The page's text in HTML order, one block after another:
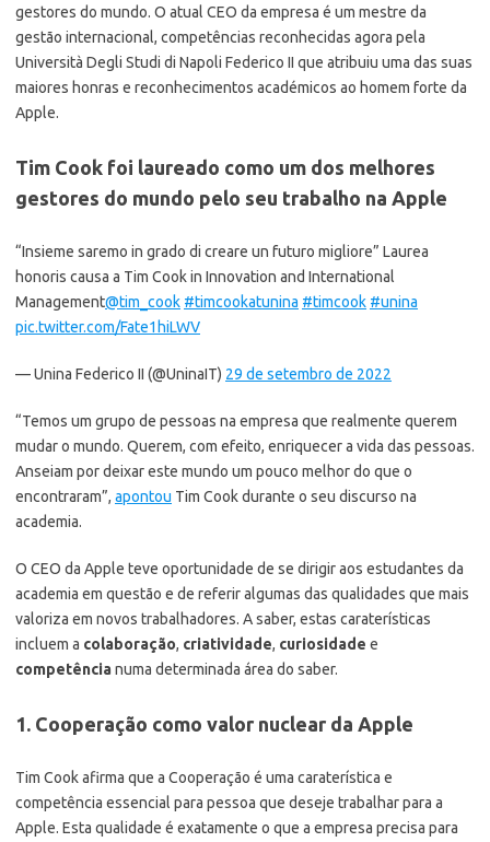
gestores do mundo. O atual CEO da empresa é um mestre da
gestão internacional, competências reconhecidas agora pela
Università Degli Studi di Napoli Federico II que atribuiu uma das suas
maiores honras e reconhecimentos académicos ao homem forte da
Apple.
Tim Cook foi laureado como um dos melhores
gestores do mundo pelo seu trabalho na Apple
“Insieme saremo in grado di creare un futuro migliore” Laurea
honoris causa a Tim Cook in Innovation and International
Management@tim_cook #timcookatunina #timcook #unina
pic.twitter.com/Fate1hiLWV
— Unina Federico II (@UninaIT) 29 de setembro de 2022
“Temos um grupo de pessoas na empresa que realmente querem
mudar o mundo. Querem, com efeito, enriquecer a vida das pessoas.
Anseiam por deixar este mundo um pouco melhor do que o
encontraram”, apontou Tim Cook durante o seu discurso na
academia.
O CEO da Apple teve oportunidade de se dirigir aos estudantes da
academia em questão e de referir algumas das qualidades que mais
valoriza em novos trabalhadores. A saber, estas caraterísticas
incluem a colaboração, criatividade, curiosidade e
competêncianuma determinada área do saber.
1. Cooperação como valor nuclear da Apple
Tim Cook afirma que a Cooperação é uma caraterística e
competência essencial para pessoa que deseje trabalhar para a
Apple. Esta qualidade é exatamente o que a empresa precisa para